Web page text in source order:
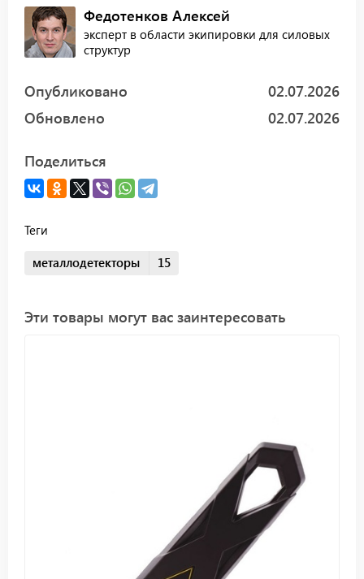
Федотенков Алексей
эксперт в области экипировки для силовых
структур
Опубликовано
02.07.2026
Обновлено
02.07.2026
Поделиться
Теги
металлодетекторы
15
Эти товары могут вас заинтересовать